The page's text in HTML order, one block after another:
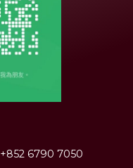
+852 6790 7050